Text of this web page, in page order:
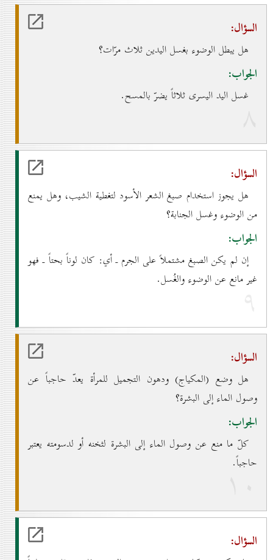
السؤال:
هل يبطل الوضوء بغسل اليدين ثلاث مرّات؟
الجواب:
غسل اليد اليسرى ثلاثاً يضرّ بالمسح.
۸
السؤال:
هل يجوز استخدام صبغ الشعر الأسود لتغطية الشيب، وهل يمنع
من الوضوء وغسل الجنابة؟
الجواب:
إن لم يكن الصبغ مشتملاً على الجرم ـ أي: كان لوناً بحتاً ـ فهو
غير مانع عن الوضوء والغُسل.
۹
السؤال:
هل وضع (المكياج) ودهون التجميل للمرأة يعدّ حاجباً عن
وصول الماء إلى البشرة؟
الجواب:
كلّ ما منع عن وصول الماء إلى البشرة لثخنه أو لدسومته يعتبر
حاجباً.
۱٠
السؤال: